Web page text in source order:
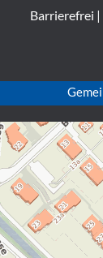
Barrierefrei |